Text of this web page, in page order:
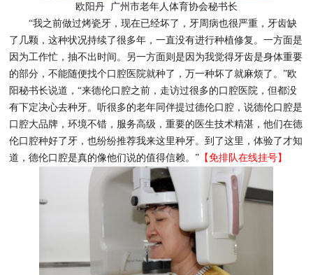
欧阳丹 广州市老年人体育协会秘书长
“我之前做过烤瓷牙，现在已经坏了，牙周病也很严重，牙齿缺
了几颗，这种状况持续了很多年，一直没有进行种植修复。一方面是
因为工作忙，抽不出时间。另一方面则是因为我觉得牙齿是身体重要
的部分，不能随便找个口腔医院就种了，万一种坏了就麻烦了。”欧
阳秘书长说道，“来德伦口腔之前，走访过很多的口腔医院，但都没
有下定决心去种牙。听很多的老年同伴提过德伦口腔，说德伦口腔是
口腔大品牌，环境不错，服务高级，重要的医生技术精湛，他们在德
伦口腔种好了牙，也纷纷推荐我来这里种牙。到了这里，体验了才知
道，德伦口腔是真的像他们说的值得信赖。” 【免排队在线挂号】